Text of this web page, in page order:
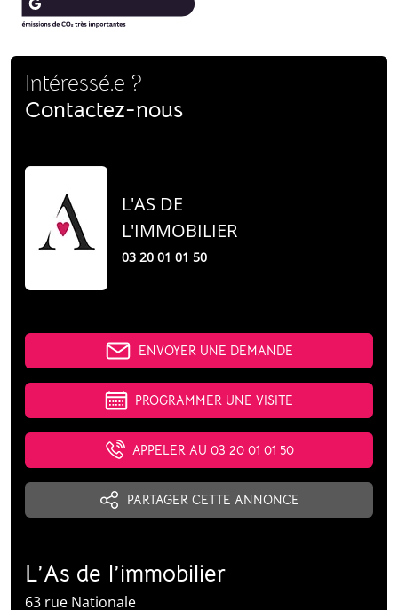
Intéressé.e ?
Contactez-nous
L'AS DE
L'IMMOBILIER
03 20 01 01 50
ENVOYER UNE DEMANDE
PROGRAMMER UNE VISITE
APPELER AU 03 20 01 01 50
PARTAGER CETTE ANNONCE
L’As de l’immobilier
63 rue Nationale